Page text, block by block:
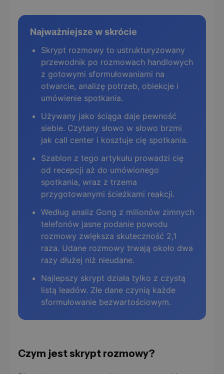
Najważniejsze w skrócie
Skrypt rozmowy to ustrukturyzowany
przewodnik po rozmowach handlowych
z gotowymi sformułowaniami na
otwarcie, analizę potrzeb, obiekcje i
umówienie spotkania.
Używany jako ściąga daje pewność
siebie. Czytany słowo w słowo brzmi
jak call center i kosztuje cię spotkania.
Szablon z tego artykułu prowadzi cię
od recepcji aż do umówionego
spotkania, wraz z trzema
przygotowanymi ścieżkami reakcji.
Według analiz Gong z milionów zimnych
telefonów jasne podanie powodu
rozmowy zwiększa skuteczność 2,1
raza. Udane rozmowy trwają około dwa
razy dłużej niż nieudane.
Najlepszy skrypt działa tylko z czystą
listą leadów. Złe dane czynią każde
sformułowanie bezwartościowym.
Czym jest skrypt rozmowy?